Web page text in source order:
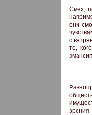
Смех,
они
с
те,
зрения